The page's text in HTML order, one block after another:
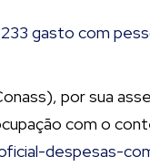
gasto com
por sua
com o
despesas-